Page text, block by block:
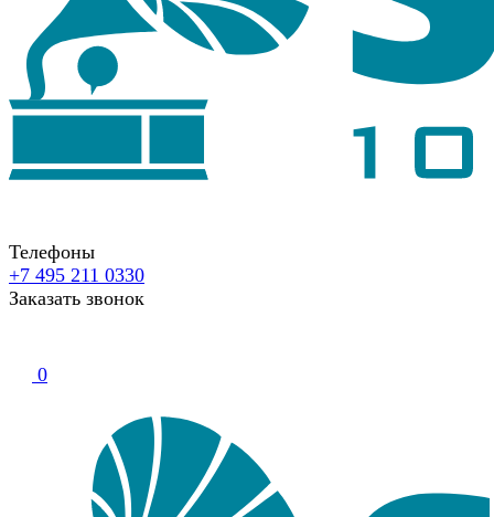
Телефоны
+7 495 211 0330
Заказать звонок
0